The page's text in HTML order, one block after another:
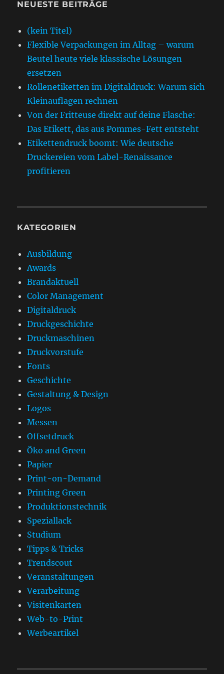
NEUESTE BEITRÄGE
(kein Titel)
Flexible Verpackungen im Alltag – warum
Beutel heute viele klassische Lösungen
ersetzen
Rollenetiketten im Digitaldruck: Warum sich
Kleinauflagen rechnen
Von der Fritteuse direkt auf deine Flasche:
Das Etikett, das aus Pommes-Fett entsteht
Etikettendruck boomt: Wie deutsche
Druckereien vom Label-Renaissance
profitieren
KATEGORIEN
Ausbildung
Awards
Brandaktuell
Color Management
Digitaldruck
Druckgeschichte
Druckmaschinen
Druckvorstufe
Fonts
Geschichte
Gestaltung & Design
Logos
Messen
Offsetdruck
Öko and Green
Papier
Print-on-Demand
Printing Green
Produktionstechnik
Speziallack
Studium
Tipps & Tricks
Trendscout
Veranstaltungen
Verarbeitung
Visitenkarten
Web-to-Print
Werbeartikel